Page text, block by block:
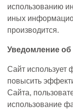
использованию
иных
производится.
Уведомление
Сайт использует
повысить
Сайта,
использование